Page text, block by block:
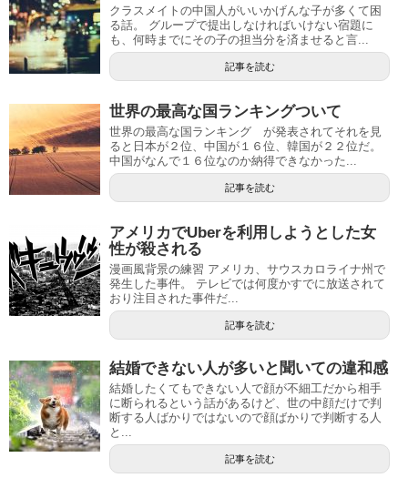
クラスメイトの中国人がいいかげんな子が多くて困
る話。 グループで提出しなければいけない宿題に
も、何時までにその子の担当分を済ませると言...
記事を読む
世界の最高な国ランキングついて
世界の最高な国ランキング が発表されてそれを見
ると日本が２位、中国が１６位、韓国が２２位だ。
中国がなんで１６位なのか納得できなかった...
記事を読む
アメリカでUberを利用しようとした女
性が殺される
漫画風背景の練習 アメリカ、サウスカロライナ州で
発生した事件。 テレビでは何度かすでに放送されて
おり注目された事件だ...
記事を読む
結婚できない人が多いと聞いての違和感
結婚したくてもできない人で顔が不細工だから相手
に断られるという話があるけど、世の中顔だけで判
断する人ばかりではないので顔ばかりで判断する人
と...
記事を読む